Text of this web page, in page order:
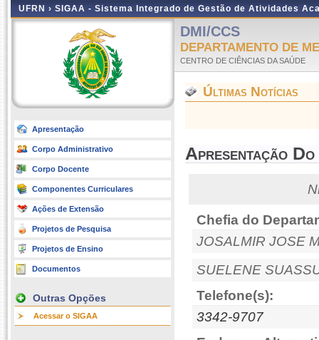
UFRN › SIGAA - Sistema Integrado de Gestão de Atividades
Apresentação
Corpo Administrativo
Corpo Docente
Componentes Curriculares
Ações de Extensão
Projetos de Pesquisa
Projetos de Ensino
Documentos
Outras Opções
Acessar o SIGAA
DMI/CCS
DEPARTAMENTO DE
CENTRO DE CIÊNCIAS DA SAÚDE
Últimas Notícias
Apresentação
Chefia do
JOSALMIR JOSE
SUELENE
Telefone(s):
3342-9707